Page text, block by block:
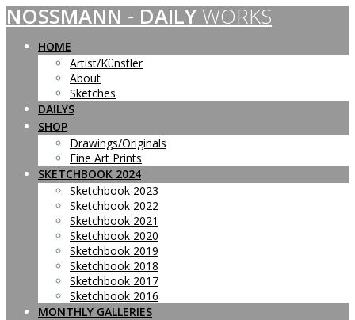
Skip
to
content
NOSSMANN - DAILY WORKS
HOME
Artist/Künstler
About
Sketches
DAILYS
SHOP
Drawings/Originals
Fine Art Prints
SKETCHBOOK 2024
Sketchbook 2023
Sketchbook 2022
Sketchbook 2021
Sketchbook 2020
Sketchbook 2019
Sketchbook 2018
Sketchbook 2017
Sketchbook 2016
MONTHLY GALLERIES